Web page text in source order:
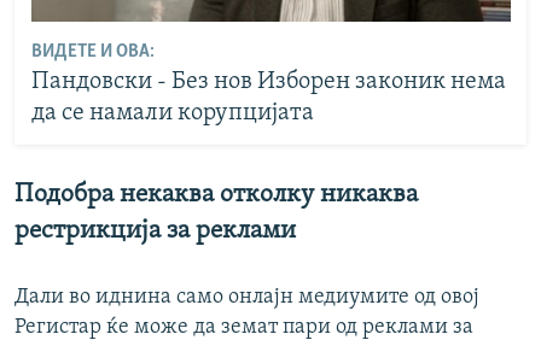
ВИДЕТЕ И ОВА:
Пандовски - Без нов Изборен законик нема
да се намали корупцијата
Подобра некаква отколку никаква
рестрикција за реклами
Дали во иднина само онлајн медиумите од овој
Регистар ќе може да земат пари од реклами за